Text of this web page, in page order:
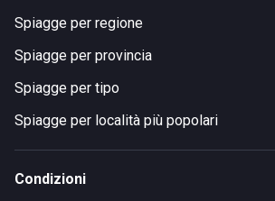
Spiagge per regione
Spiagge per provincia
Spiagge per tipo
Spiagge per località più popolari
Condizioni